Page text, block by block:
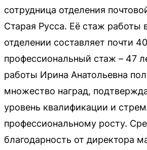
сотрудница отделения
Старая Русса. Её стаж работы
отделении составляет почти
профессиональный стаж – 47
работы Ирина Анатольевна
множество наград,
уровень квалификации и
профессиональному росту.
благодарность от директора